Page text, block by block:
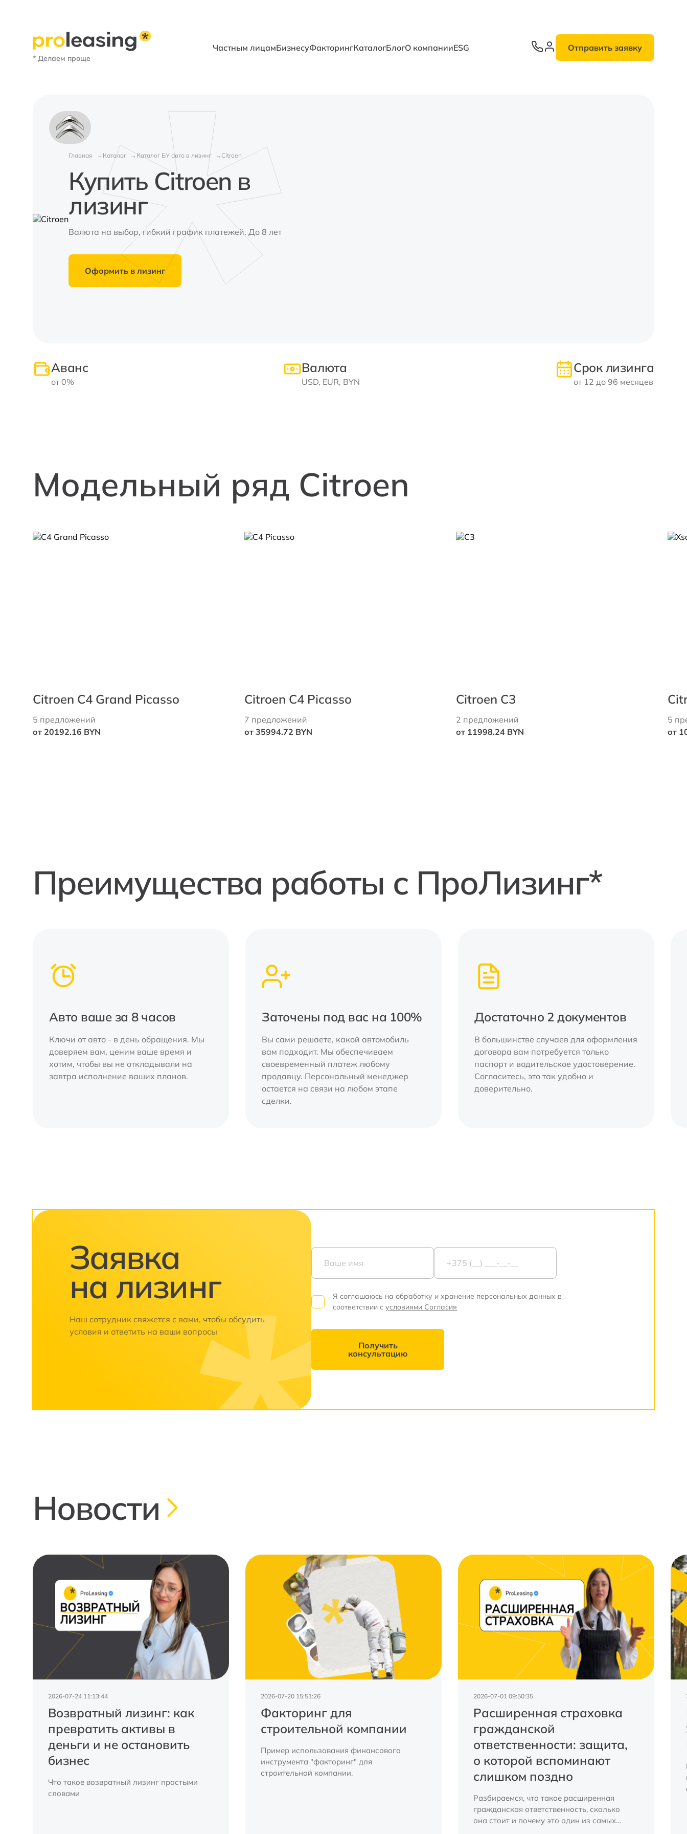
* Делаем проще
Частным лицамБизнесуФакторингКаталогБлогО компанииESG Отправить заявку
Главная Каталог Каталог БУ авто в лизинг Citroen
Купить Citroen в
лизинг
Валюта на выбор, гибкий график платежей. До 8 лет
Оформить в лизинг
Аванс
от 0%
Валюта
USD, EUR, BYN
Срок лизинга
от 12 до 96 месяцев
Модельный ряд Citroen
Citroen C4 Grand Picasso
5 предложений
от 20192.16 BYN
Citroen C4 Picasso
7 предложений
от 35994.72 BYN
Citroen C3
2 предложений
от 11998.24 BYN
5
от
Преимущества работы с ПроЛизинг*
Авто ваше за 8 часов
Ключи от авто - в день обращения. Мы
доверяем вам, ценим ваше время и
хотим, чтобы вы не откладывали на
завтра исполнение ваших планов.
Заточены под вас на 100%
Вы сами решаете, какой автомобиль
вам подходит. Мы обеспечиваем
своевременный платеж любому
продавцу. Персональный менеджер
остается на связи на любом этапе
сделки.
Достаточно 2 документов
В большинстве случаев для оформления
договора вам потребуется только
паспорт и водительское удостоверение.
Согласитесь, это так удобно и
доверительно.
Заявка
на лизинг
Наш сотрудник свяжется с вами, чтобы обсудить
условия и ответить на ваши вопросы
Я соглашаюсь на обработку и хранение персональных данных в
соответствии с условиями Согласия
Получить
консультацию
Новости
2026-07-24 11:13:44
Возвратный лизинг: как
превратить активы в
деньги и не остановить
бизнес
Что такое возвратный лизинг простыми
словами
2026-07-20 15:51:26
Факторинг для
строительной компании
Пример использования финансового
инструмента "факторинг" для
строительной компании.
2026-07-01 09:50:35
Расширенная страховка
гражданской
ответственности: защита,
о которой вспоминают
слишком поздно
Разбираемся, что такое расширенная
гражданская ответственность, сколько
она стоит и почему это один из самых